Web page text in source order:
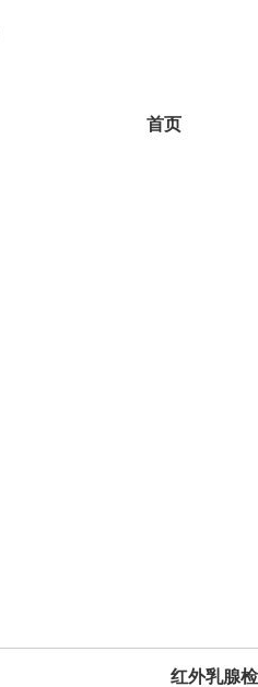
首页
红外乳腺